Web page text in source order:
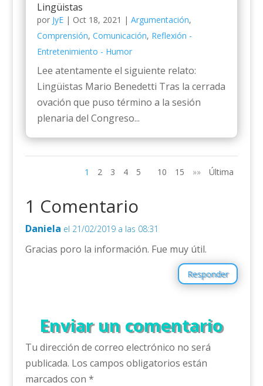
Lingüistas
por JyE| Oct 18, 2021 | Argumentación,
Comprensión, Comunicación, Reflexión -
Entretenimiento - Humor
Lee atentamente el siguiente relato:
Lingüistas Mario Benedetti Tras la cerrada
ovación que puso término a la sesión
plenaria del Congreso...
1 2 3 4 5 10 15 »» Última
1 Comentario
Daniela el 21/02/2019 a las 08:31
Gracias poro la información. Fue muy útil.
Responder
Enviar un comentario
Tu dirección de correo electrónico no será
publicada. Los campos obligatorios están
marcados con *